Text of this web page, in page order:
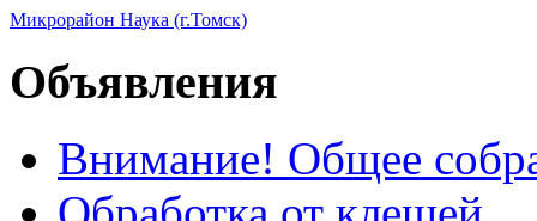
Микрорайон Наука (г.Томск)
Объявления
Внимание! Общее